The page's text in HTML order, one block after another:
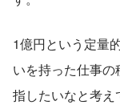
1億円という定量
いを持った仕事
指したいなと考